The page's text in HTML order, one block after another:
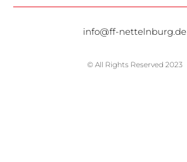
info@ff-nettelnburg.de
© All Rights Reserved 2023